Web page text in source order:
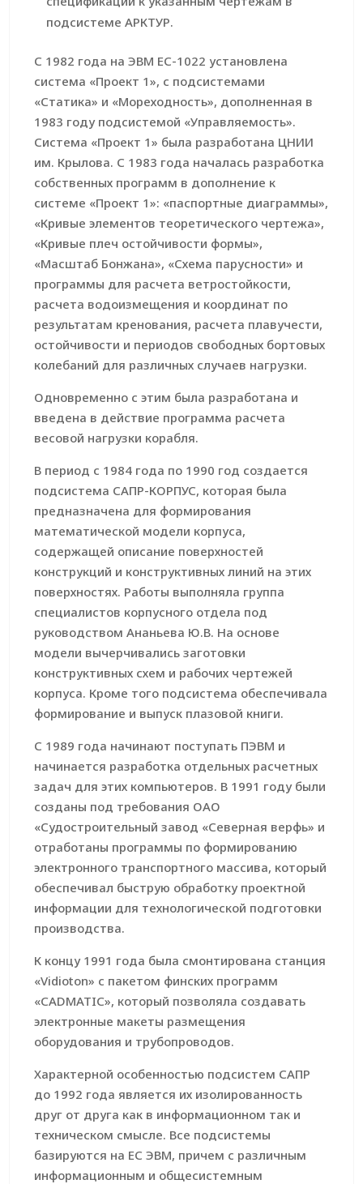
подсистеме АРКТУР.
С 1982 года на ЭВМ ЕС-1022 установлена
система «Проект 1», с подсистемами
«Статика» и «Мореходность», дополненная в
1983 году подсистемой «Управляемость».
Система «Проект 1» была разработана ЦНИИ
им. Крылова. С 1983 года началась разработка
собственных программ в дополнение к
системе «Проект 1»: «паспортные диаграммы»,
«Кривые элементов теоретического чертежа»,
«Кривые плеч остойчивости формы»,
«Масштаб Бонжана», «Схема парусности» и
программы для расчета ветростойкости,
расчета водоизмещения и координат по
результатам кренования, расчета плавучести,
остойчивости и периодов свободных бортовых
колебаний для различных случаев нагрузки.
Одновременно с этим была разработана и
введена в действие программа расчета
весовой нагрузки корабля.
В период с 1984 года по 1990 год создается
подсистема САПР-КОРПУС, которая была
предназначена для формирования
математической модели корпуса,
содержащей описание поверхностей
конструкций и конструктивных линий на этих
поверхностях. Работы выполняла группа
специалистов корпусного отдела под
руководством Ананьева Ю.В. На основе
модели вычерчивались заготовки
конструктивных схем и рабочих чертежей
корпуса. Кроме того подсистема обеспечивала
формирование и выпуск плазовой книги.
С 1989 года начинают поступать ПЭВМ и
начинается разработка отдельных расчетных
задач для этих компьютеров. В 1991 году были
созданы под требования ОАО
«Судостроительный завод «Северная верфь» и
отработаны программы по формированию
электронного транспортного массива, который
обеспечивал быструю обработку проектной
информации для технологической подготовки
производства.
К концу 1991 года была смонтирована станция
«Vidioton» с пакетом финских программ
«CADMATIC», который позволяла создавать
электронные макеты размещения
оборудования и трубопроводов.
Характерной особенностью подсистем САПР
до 1992 года является их изолированность
друг от друга как в информационном так и
техническом смысле. Все подсистемы
базируются на ЕС ЭВМ, причем с различным
информационным и общесистемным